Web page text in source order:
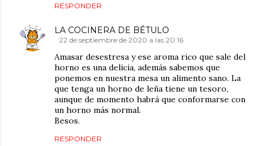
RESPONDER
LA COCINERA DE BÉTULO
22 de septiembre de 2020 a las 20:16
Amasar desestresa y ese aroma rico que sale del
horno es una delicia, además sabemos que
ponemos en nuestra mesa un alimento sano. La
que tenga un horno de leña tiene un tesoro,
aunque de momento habrá que conformarse con
un horno más normal.
Besos.
RESPONDER